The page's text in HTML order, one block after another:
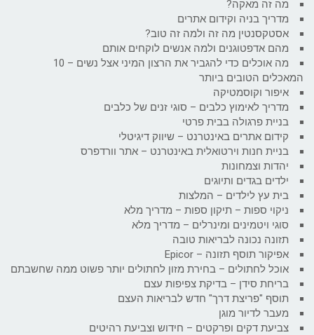
מה זה מאקה?
מדריך בניה וקידום אתרים
אסטקסנטין מה זה ולמה זה טוב?
מהם אדפטוגנים ולמה אנשים לוקחים אותם
מה אוכלים כדי להגביר את הרצון המיני אצל נשים – 10
המאכלים הטובים ביותר
איפור וקוסמטיקה
מדריך לאימוץ כלבים – סוגי זנים של כלבים
בניית פרגולה בבית פרטי
קידום אתרים באינטרנט – שיווק דיגיטלי
בניית חנות וירטואלית באינטרנט – אתר וורדפרס
יהדות וצמחונות
ילדים בגדים ותיוגים
בית עץ לילדים – המלצות
ניקוי ספות – תיקון ספות – מדריך מלא
סוגי ויטמינים ומינרלים – מדריך מלא
תזונה נכונה לבריאות טובה
אפיקור תוסף תזונה – Epicor
אוכל לחתולים – בחירת מזון לחתולים יותר פשוט ממה שחשבתם
בריחת סידן – בדיקת צפיפות עצם
תוסף "פריצת דרך" חדש לבריאות העצם
מעבר לדיור מוגן
צביעת דקים ופרקטים – חידוש וצביעת רהיטים